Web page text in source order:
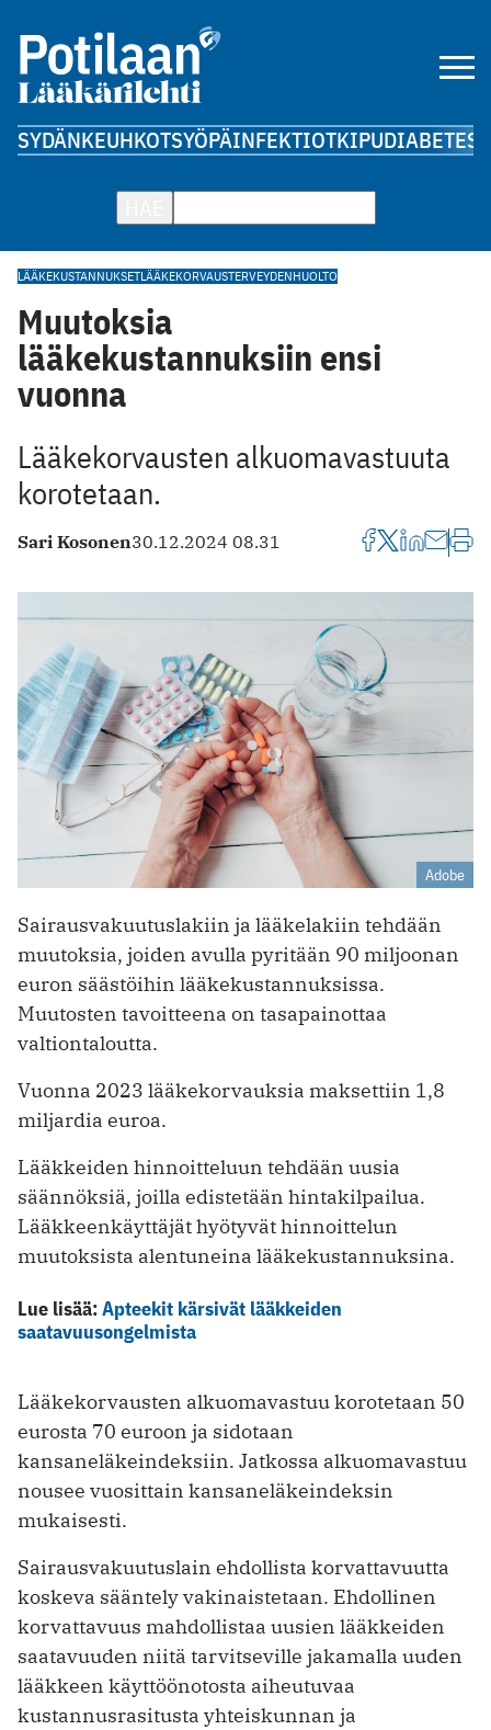
SYDÄNKEUHKOTSYÖPÄINFEKTIOTKIPUDIABETES
LÄÄKEKUSTANNUKSETLÄÄKEKORVAUSTERVEYDENHUOLTO
Muutoksia
lääkekustannuksiin ensi
vuonna
Lääkekorvausten alkuomavastuuta
korotetaan.
Sari Kosonen30.12.2024 08.31
Adobe
Sairausvakuutuslakiin ja lääkelakiin tehdään
muutoksia, joiden avulla pyritään 90 miljoonan
euron säästöihin lääkekustannuksissa.
Muutosten tavoitteena on tasapainottaa
valtiontaloutta.
Vuonna 2023 lääkekorvauksia maksettiin 1,8
miljardia euroa.
Lääkkeiden hinnoitteluun tehdään uusia
säännöksiä, joilla edistetään hintakilpailua.
Lääkkeenkäyttäjät hyötyvät hinnoittelun
muutoksista alentuneina lääkekustannuksina.
Lue lisää:Apteekit kärsivät lääkkeiden
saatavuusongelmista
Lääkekorvausten alkuomavastuu korotetaan 50
eurosta 70 euroon ja sidotaan
kansaneläkeindeksiin. Jatkossa alkuomavastuu
nousee vuosittain kansaneläkeindeksin
mukaisesti.
Sairausvakuutuslain ehdollista korvattavuutta
koskeva sääntely vakinaistetaan. Ehdollinen
korvattavuus mahdollistaa uusien lääkkeiden
saatavuuden niitä tarvitseville jakamalla uuden
lääkkeen käyttöönotosta aiheutuvaa
kustannusrasitusta yhteiskunnan ja